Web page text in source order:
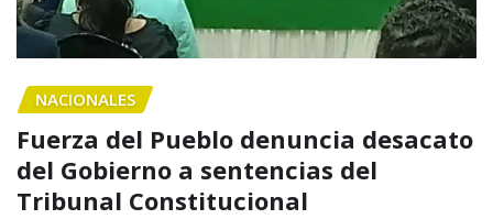
NACIONALES
Fuerza del Pueblo denuncia desacato
del Gobierno a sentencias del
Tribunal Constitucional